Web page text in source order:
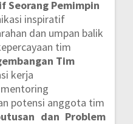
Seorang Pemimpin
inspiratif
dan umpan balik
tim
Tim
kerja
potensi anggota tim
dan Problem